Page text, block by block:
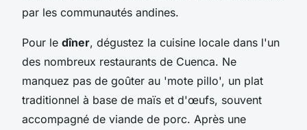
par les communautés andines.
Pour le dîner, dégustez la cuisine locale dans l'un
des nombreux restaurants de Cuenca. Ne
manquez pas de goûter au 'mote pillo', un plat
traditionnel à base de maïs et d'œufs, souvent
accompagné de viande de porc. Après une